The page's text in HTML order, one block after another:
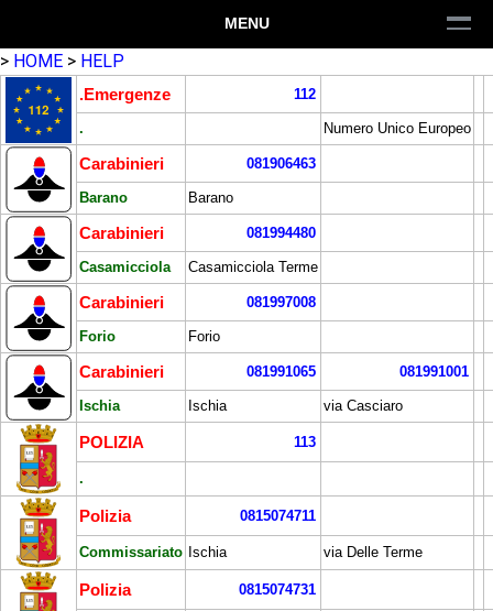
MENU
> HOME > HELP
.Emergenze 112
. Numero Unico Europeo
Carabinieri 081906463
Barano Barano
Carabinieri 081994480
Casamicciola Casamicciola Terme
Carabinieri 081997008
Forio Forio
Carabinieri 081991065 081991001
Ischia Ischia via Casciaro
POLIZIA 113
.
Polizia 0815074711
Commissariato Ischia via Delle Terme
Polizia 0815074731